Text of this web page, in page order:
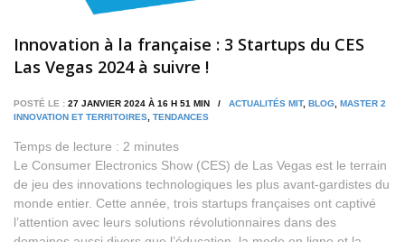
Innovation à la française : 3 Startups du CES
Las Vegas 2024 à suivre !
POSTÉ LE : 27 JANVIER 2024 À 16 H 51 MIN / ACTUALITÉS MIT, BLOG MASTER 2
INNOVATION ET TERRITOIRES TENDANCES
Temps de lecture : 2 minutes
Le Consumer Electronics Show (CES) de Las Vegas est le terrain
de jeu des innovations technologiques les plus avant-gardistes du
monde entier. Cette année, trois startups françaises ont captivé
l’attention avec leurs solutions révolutionnaires dans des